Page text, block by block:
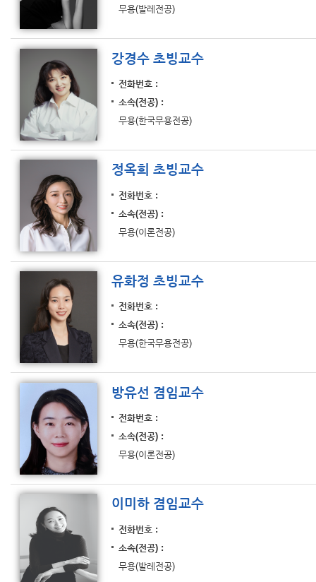
무용(발레전공)
강경수 초빙교수
전화번호
소속(전공)
무용(한국무용전공)
정옥희 초빙교수
전화번호
소속(전공)
무용(이론전공)
유화정 초빙교수
전화번호
소속(전공)
무용(한국무용전공)
방유선 겸임교수
전화번호
소속(전공)
무용(이론전공)
이미하 겸임교수
전화번호
소속(전공)
무용(발레전공)